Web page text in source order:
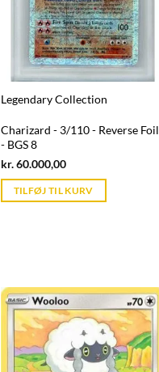
Legendary Collection
Charizard - 3/110 - Reverse Foil
- BGS 8
kr.60.000,00Current
is:
kr. 39,95.
TILFØJ TIL KURV